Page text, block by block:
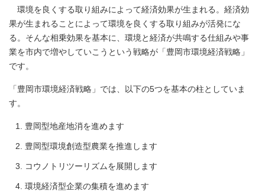
環境を良くする取り組みによって経済効果が生まれる。経済効
果が生まれることによって環境を良くする取り組みが活発にな
る。そんな相乗効果を基本に、環境と経済が共鳴する仕組みや事
業を市内で増やしていこうという戦略が「豊岡市環境経済戦略」
です。
「豊岡市環境経済戦略」では、以下の5つを基本の柱としていま
す。
豊岡型地産地消を進めます
豊岡型環境創造型農業を推進します
コウノトリツーリズムを展開します
環境経済型企業の集積を進めます